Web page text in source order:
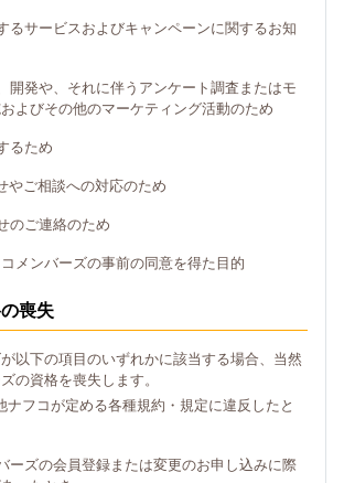
るサービスおよびキャンペーンに関するお知
開発や、それに伴うアンケート調査またはモ
よびその他のマーケティング活動のため
るため
やご相談への対応のため
のご連絡のため
メンバーズの事前の同意を得た目的
喪失
以下の項目のいずれかに該当する場合、当然
の資格を喪失します。
ナフコが定める各種規約・規定に違反したと
ーズの会員登録または変更のお申し込みに際